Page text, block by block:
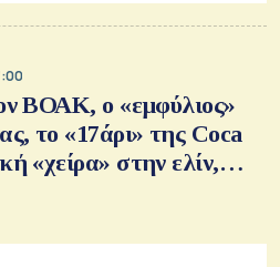
ΒΟΑΚ, ο «εμφύλιος»
το «17άρι» της Coca
«χείρα» στην ελίν,